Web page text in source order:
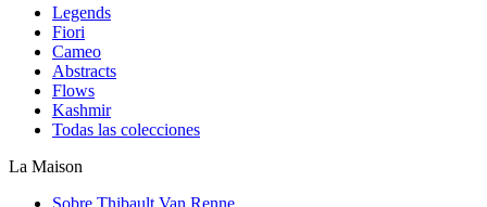
Legends
Fiori
Cameo
Abstracts
Flows
Kashmir
Todas las colecciones
La Maison